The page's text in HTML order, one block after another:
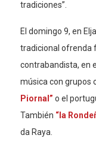
tradiciones”.
El domingo 9, en
tradicional ofrenda
contrabandista, en
música con grupos
Piornal” o el
También “la
da Raya.